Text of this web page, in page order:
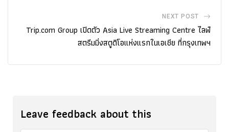
NEXT POST
Trip.com Group เปิดตัว Asia Live Streaming Centre ไลฟ์
สตรีมมิ่งสตูดิโอแห่งแรกในเอเชีย ที่กรุงเทพฯ
Leave feedback about this